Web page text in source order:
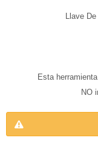
Llave
Esta
NO